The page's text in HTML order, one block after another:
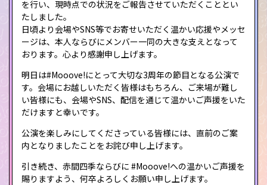
を行い、現時点での状況をご報告させていただくこととい
たしました。
日頃より会場やSNS等でお寄せいただく温かい応援やメッセ
ージは、本人ならびにメンバー一同の大きな支えとなって
おります。心より感謝申し上げます。
明日は#Mooove!にとって大切な3周年の節目となる公演で
す。会場にお越しいただく皆様はもちろん、ご来場が難し
い皆様にも、会場やSNS、配信を通じて温かいご声援をいた
だけますと幸いです。
公演を楽しみにしてくださっている皆様には、直前のご案
内となりましたことをお詫び申し上げます。
引き続き、赤間四季ならびに #Mooove!への温かいご声援を
賜りますよう、何卒よろしくお願い申し上げます。